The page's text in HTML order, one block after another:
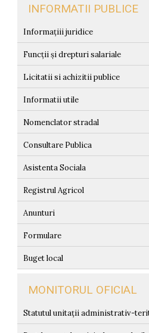
INFORMATII PUBLICE
Informațiii juridice
Funcții și drepturi salariale
Licitatii si achizitii publice
Informatii utile
Nomenclator stradal
Consultare Publica
Asistenta Sociala
Registrul Agricol
Anunturi
Formulare
Buget local
MONITORUL OFICIAL
Statutul unitații administrativ-